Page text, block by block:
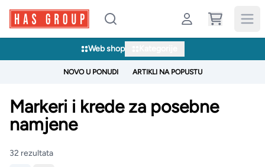
Web shop
NOVO U PONUDI ARTIKLI NA POPUSTU
Markeri i krede za posebne
namjene
32 rezultata